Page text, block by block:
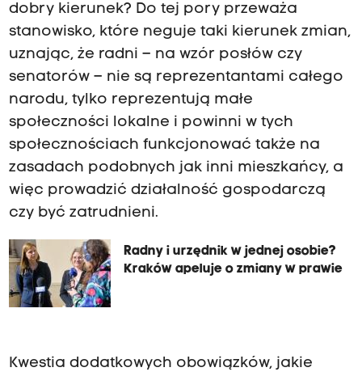
dobry kierunek? Do tej pory przeważa
stanowisko, które neguje taki kierunek zmian,
uznając, że radni – na wzór posłów czy
senatorów – nie są reprezentantami całego
narodu, tylko reprezentują małe
społeczności lokalne i powinni w tych
społecznościach funkcjonować także na
zasadach podobnych jak inni mieszkańcy, a
więc prowadzić działalność gospodarczą
czy być zatrudnieni.
Radny i urzędnik w jednej osobie?
Kraków apeluje o zmiany w prawie
Kwestia dodatkowych obowiązków, jakie